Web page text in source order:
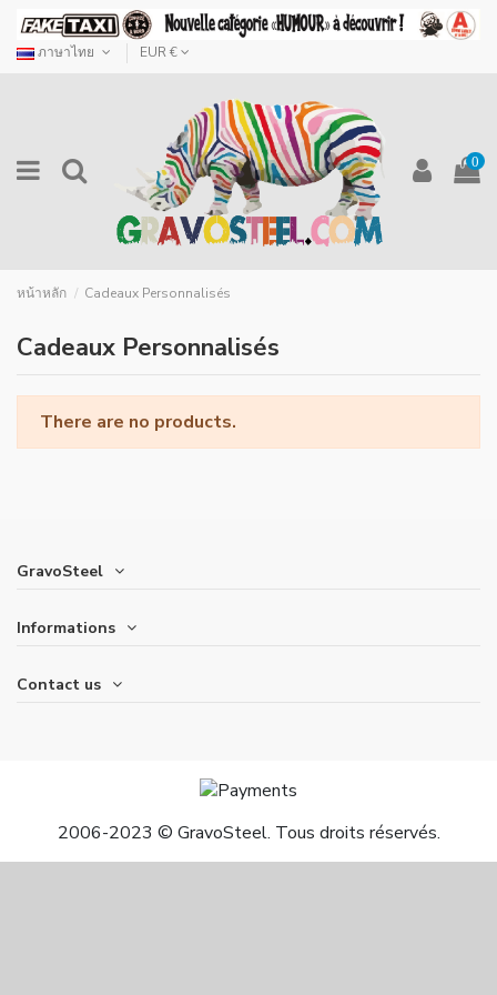
ภาษาไทย EUR €
0
หน้าหลัก Cadeaux Personnalisés
Cadeaux Personnalisés
There are no products.
GravoSteel
Informations
Contact us
2006-2023 © GravoSteel. Tous droits réservés.